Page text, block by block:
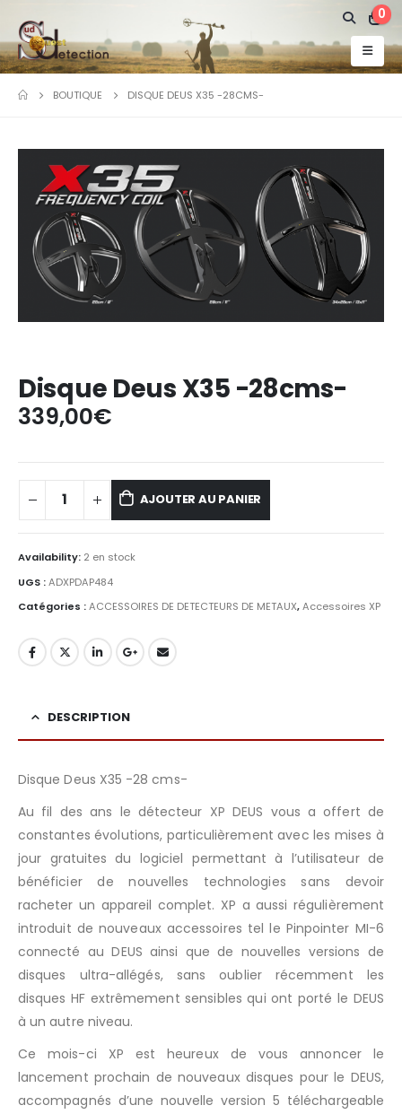
0
BOUTIQUE DISQUE DEUS X35 -28CMS-
Disque Deus X35 -28cms-
339,00€
AJOUTER AU PANIER
Availability: 2 en stock
UGS :ADXPDAP484
Catégories :ACCESSOIRES DE DETECTEURS DE METAUX,Accessoires XP
DESCRIPTION
Disque Deus X35 -28 cms-
Au fil des ans le détecteur XP DEUS vous a offert de
constantes évolutions, particulièrement avec les mises à
jour gratuites du logiciel permettant à l’utilisateur de
bénéficier de nouvelles technologies sans devoir
racheter un appareil complet. XP a aussi régulièrement
introduit de nouveaux accessoires tel le Pinpointer MI-6
connecté au DEUS ainsi que de nouvelles versions de
disques ultra-allégés, sans oublier récemment les
disques HF extrêmement sensibles qui ont porté le DEUS
à un autre niveau.
Ce mois-ci XP est heureux de vous annoncer le
lancement prochain de nouveaux disques pour le DEUS,
accompagnés d’une nouvelle version 5 téléchargeable